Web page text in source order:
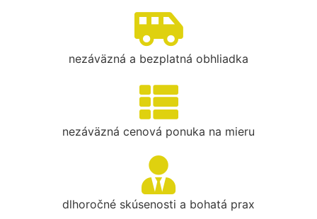
nezáväzná a bezplatná obhliadka
nezáväzná cenová ponuka na mieru
dlhoročné skúsenosti a bohatá prax